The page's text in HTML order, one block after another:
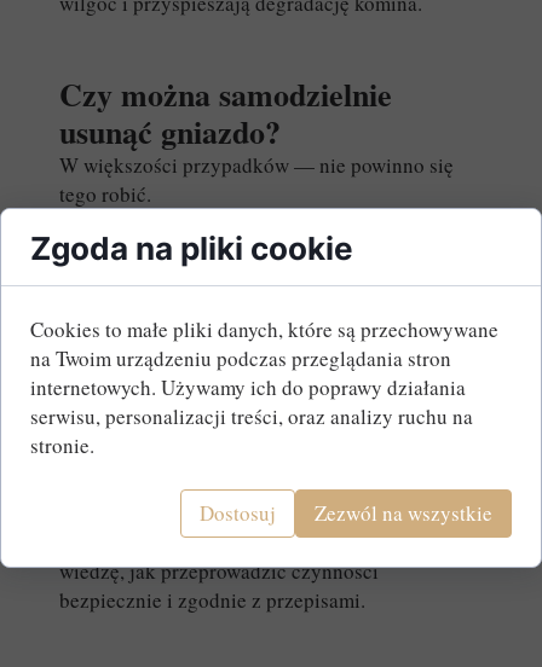
Czy można samodzielnie
usunąć gniazdo?
W większości przypadków — nie powinno się
tego robić.
W Polsce wiele gatunków ptaków objętych jest
ochroną prawną. Usunięcie gniazda w okresie
Dodatkowo samodzielne działania są
niebezpieczne:
ryzyko upadku z dachu,
możliwość uszkodzenia komina,
usunięciu przeszkody.
posiada odpowiednie narzędzia oraz
wiedzę, jak przeprowadzić czynności
bezpiecznie i zgodnie z przepisami.
Zgoda na pliki cookie
Cookies to małe pliki danych, które są przechowywane
na Twoim urządzeniu podczas przeglądania stron
internetowych. Używamy ich do poprawy działania
serwisu, personalizacji treści, oraz analizy ruchu na
stronie.
Dostosuj Zezwól na wszystkie